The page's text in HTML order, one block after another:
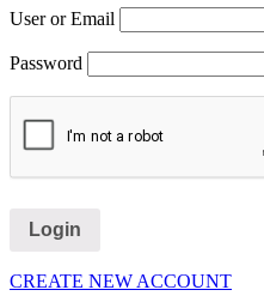
User or Email
Password
CREATE NEW ACCOUNT